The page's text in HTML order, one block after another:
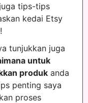
tips-tips
kedai Etsy
tunjukkan juga
untuk
produk anda
penting saya
proses